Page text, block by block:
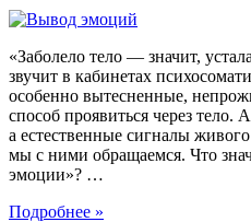
«Заболело тело — значит,
звучит в кабинетах
особенно вытесненные,
способ проявиться через
а естественные сигналы
мы с ними обращаемся. Что
эмоции»? …
Подробнее »